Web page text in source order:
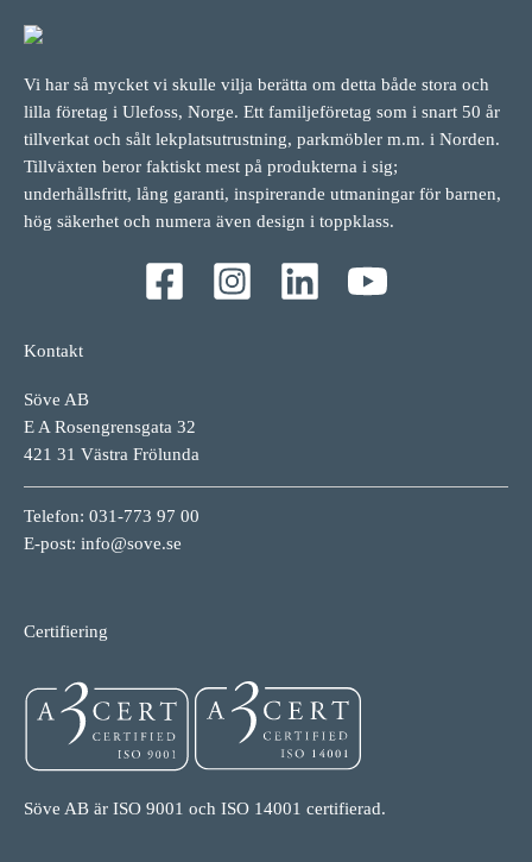
Vi har så mycket vi skulle vilja berätta om detta både stora och
lilla företag i Ulefoss, Norge. Ett familjeföretag som i snart 50 år
tillverkat och sålt lekplatsutrustning, parkmöbler m.m. i Norden.
Tillväxten beror faktiskt mest på produkterna i sig;
underhållsfritt, lång garanti, inspirerande utmaningar för barnen,
hög säkerhet och numera även design i toppklass.
Kontakt
Söve AB
E A Rosengrensgata 32
421 31 Västra Frölunda
Telefon: 031-773 97 00
E-post: info@sove.se
Certifiering
Söve AB är ISO 9001 och ISO 14001 certifierad.